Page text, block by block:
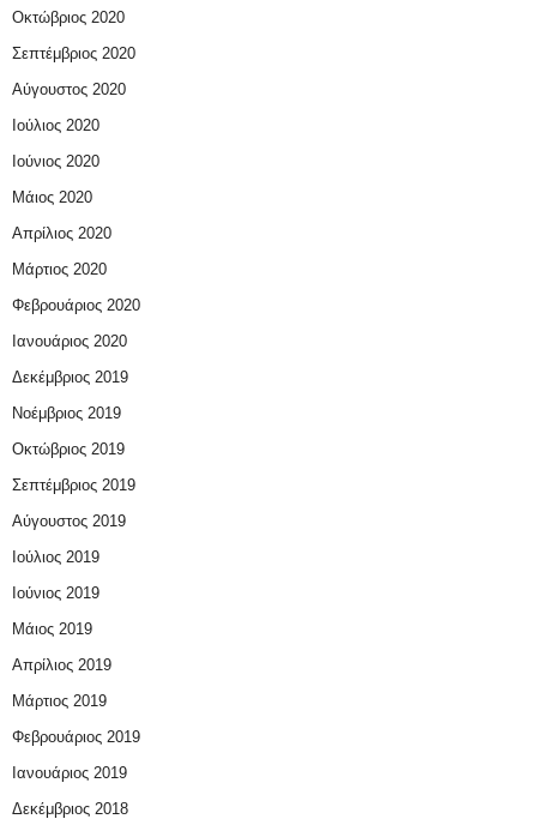
Οκτώβριος 2020
Σεπτέμβριος 2020
Αύγουστος 2020
Ιούλιος 2020
Ιούνιος 2020
Μάιος 2020
Απρίλιος 2020
Μάρτιος 2020
Φεβρουάριος 2020
Ιανουάριος 2020
Δεκέμβριος 2019
Νοέμβριος 2019
Οκτώβριος 2019
Σεπτέμβριος 2019
Αύγουστος 2019
Ιούλιος 2019
Ιούνιος 2019
Μάιος 2019
Απρίλιος 2019
Μάρτιος 2019
Φεβρουάριος 2019
Ιανουάριος 2019
Δεκέμβριος 2018